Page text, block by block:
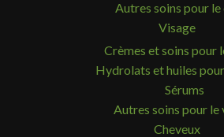
Autres soins pour le
Visage
Crèmes et soins pour
Hydrolats et huiles
Sérums
Autres soins pour le
Cheveux